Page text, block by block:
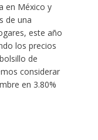
en México y
de una
este año
los precios
de
considerar
en 3.80%